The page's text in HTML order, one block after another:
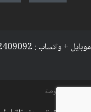
موبايل + واتساب : 009647902409092
السياسة والخصوصة